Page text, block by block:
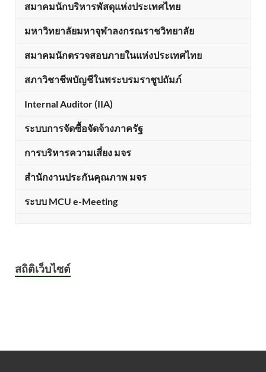
สมาคมนักบริหารพัสดุแห่งประเทศไทย
มหาวิทยาลัยมหาจุฬาลงกรณราชวิทยาลัย
สมาคมนักตรวจสอบภายในแห่งประเทศไทย
สภาวิชาชีพบัญชีในพระบรมราชูปถัมภ์
Internal Auditor (IIA)
ระบบการจัดซื้อจัดจ้างภาครัฐ
การบริหารความเสี่ยง มจร
สำนักงานประกันคุณภาพ มจร
ระบบ MCU e-Meeting
สถิติเว็บไซต์